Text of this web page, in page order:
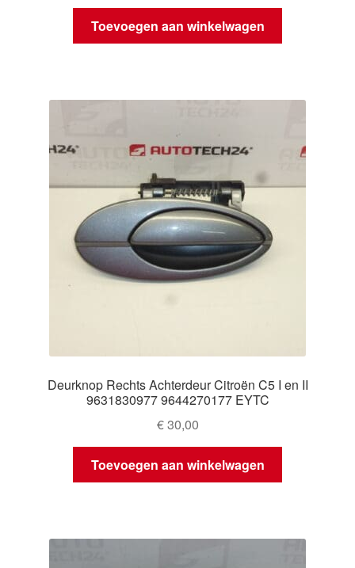
Toevoegen aan winkelwagen
Deurknop Rechts Achterdeur Citroën C5 I en II
9631830977 9644270177 EYTC
€30,00
Toevoegen aan winkelwagen